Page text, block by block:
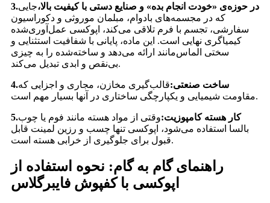
3. در حوزه‌ی «خودت انجام بده» و صنایع دستی با کیفیت بالا،جایی
که در مجسمه‌های بادوام، مبلمان موروثی و دکوراسیون
سفارشی، تجسم با فرم تلاقی می‌کند، اپوکسی عمل‌آوری‌شده
کیمیاگری نهایی است. این ماده، پایانی با شفافیت استثنایی و
سختی الماس‌مانند ارائه می‌دهد و ساخته‌شده را به چیزی
بی‌نقص و ابدی تبدیل می‌کند.
4. ساخت صنعتی:قالب‌گیری مخازن، مجاری و اجزایی که
مقاومت شیمیایی و یکپارچگی ساختاری در آنها بسیار مهم است.
5. کار هسته کامپوزیت:وقتی از مواد هسته مانند فوم یا چوب
بالسا استفاده می‌شود، اپوکسی تنها چسب و رزین لمینت قابل
قبول برای جلوگیری از خرابی هسته است.
راهنمای گام به گام: نحوه استفاده از
اپوکسی با کفپوش فایبرگلاس